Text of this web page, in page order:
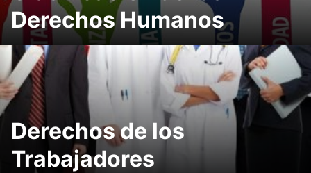
Derechos Humanos
Derechos de los
Trabajadores